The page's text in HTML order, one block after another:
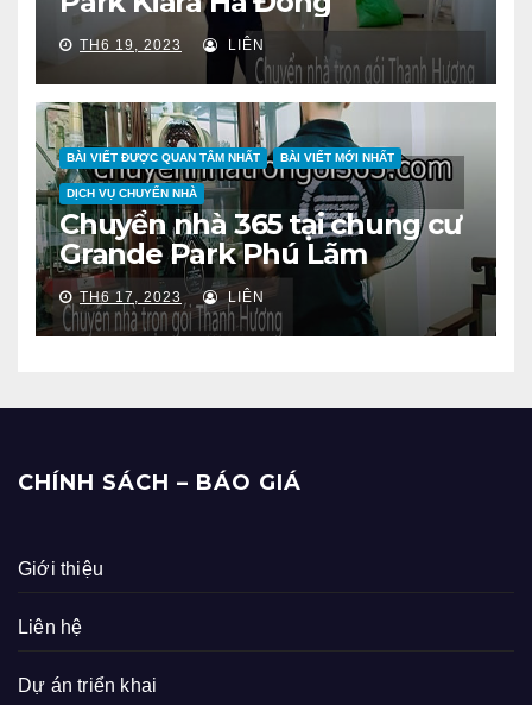
TH6 19, 2023 LIÊN
BÀI VIẾT ĐƯỢC QUAN TÂM NHẤT BÀI VIẾT MỚI NHẤT
DỊCH VỤ CHUYỂN NHÀ
Chuyển nhà 365 tại chung cư
Grande Park Phú Lãm
TH6 17, 2023 LIÊN
CHÍNH SÁCH – BÁO GIÁ
Giới thiệu
Liên hệ
Dự án triển khai